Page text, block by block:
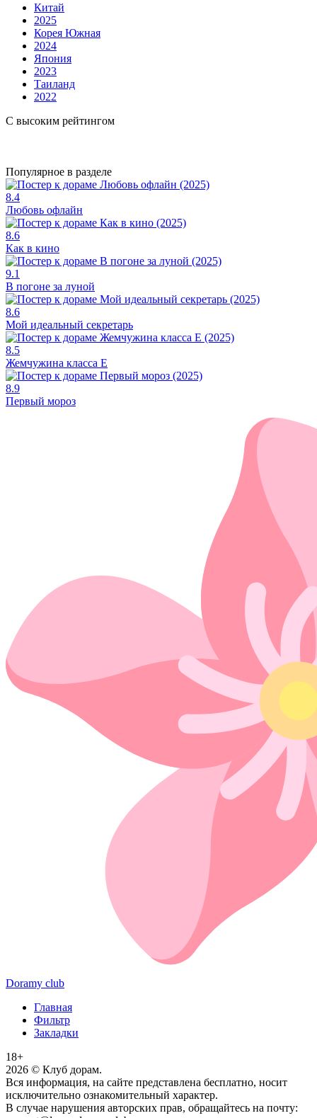
Китай
2025
Корея Южная
2024
Япония
2023
Таиланд
2022
С высоким рейтингом
Популярное в разделе
8.4
Любовь офлайн
8.6
Как в кино
9.1
В погоне за луной
8.6
Мой идеальный секретарь
8.5
Жемчужина класса Е
8.9
Первый мороз
Doramy club
Главная
Фильтр
Закладки
18+
2026 © Клуб дорам.
Вся информация, на сайте представлена бесплатно, носит
исключительно ознакомительный характер.
В случае нарушения авторских прав, обращайтесь на почту: